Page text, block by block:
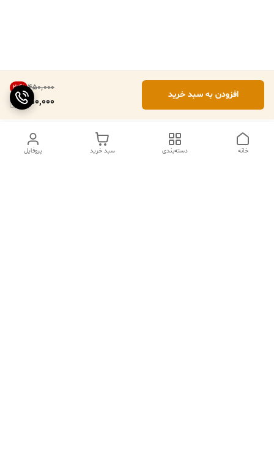
۴۵۰٬۰۰۰ 22%
350,000
افزودن به سبد خرید
پروفایل سبد خرید دسته‌بندی خانه